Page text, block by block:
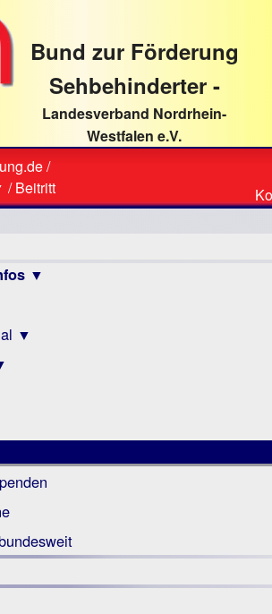
Bund zur Förderung
Sehbehinderter -
Landesverband Nordrhein-
Westfalen e.V.
/
/Beitritt
▼
▼